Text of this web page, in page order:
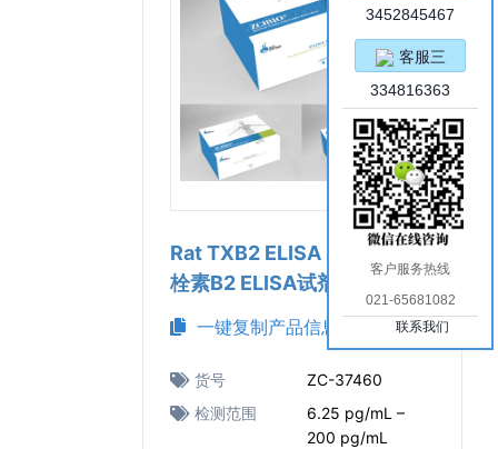
Rat TXB2 ELISA Kit（大鼠血
栓素B2 ELISA试剂盒）
一键复制产品信息
货号
ZC-37460
检测范围
6.25 pg/mL –
200 pg/mL
3452845467
客服三
334816363
客户服务热线
021-65681082
联系我们